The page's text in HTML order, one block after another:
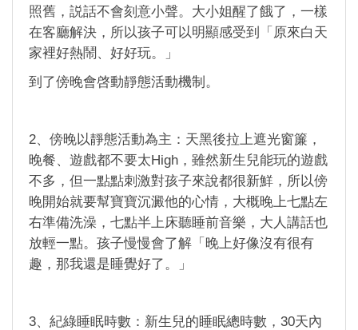
照舊，説話不會刻意小聲。大小姐醒了餓了，一樣
在客廳解決，所以孩子可以明顯感受到「原來白天
家裡好熱鬧、好好玩。」
到了傍晚會啓動靜態活動機制。
2、傍晚以靜態活動為主：天黑後拉上遮光窗簾，
晚餐、遊戲都不要太High，雖然新生兒能玩的遊戲
不多，但一點點刺激對孩子來說都很新鮮，所以傍
晚開始就要幫寶寶沉澱他的心情，大概晚上七點左
右準備洗澡，七點半上床聽睡前音樂，大人講話也
放輕一點。孩子慢慢會了解「晚上好像沒有很有
趣，那我還是睡覺好了。」
3、紀綠睡眠時數：新生兒的睡眠總時數，30天內